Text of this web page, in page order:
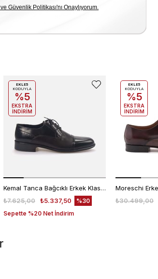
Kemal Tanca Bağcıklı Erkek Klasik Ayakkabı 7453
₺5.337,50
₺7.625,00
Sepette %20 Net İndirim
%30
EKLE5
KODUYLA
%5
EKSTRA
İNDİRİM
₺30.499,00
EKLE5
KODUYLA
%5
EKSTRA
İNDİRİM